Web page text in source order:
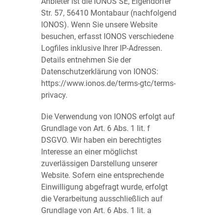
Str. 57, 56410 Montabaur (nachfolgend
IONOS). Wenn Sie unsere Website
besuchen, erfasst IONOS verschiedene
Logfiles inklusive Ihrer IP-Adressen.
Details entnehmen Sie der
Datenschutzerklärung von IONOS:
https://www.ionos.de/terms-gtc/terms-
privacy.
Die Verwendung von IONOS erfolgt auf
Grundlage von Art. 6 Abs. 1 lit. f
DSGVO. Wir haben ein berechtigtes
Interesse an einer möglichst
zuverlässigen Darstellung unserer
Website. Sofern eine entsprechende
Einwilligung abgefragt wurde, erfolgt
die Verarbeitung ausschließlich auf
Grundlage von Art. 6 Abs. 1 lit. a